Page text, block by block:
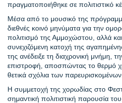
πραγματοποιήθηκε σε πολιτιστικό
Μέσα από το μουσικό της
διεθνές κοινό μηνύματα για την
πολιτισμό της Αμμοχώστου, αλλά
συνεχιζόμενη κατοχή της
της ανέδειξε τη διαχρονική μνήμη,
επιστροφή, αποσπώντας το θερμό
θετικά σχόλια των παρευρισκομένων.
Η συμμετοχή της χορωδίας στο
σημαντική πολιτιστική παρουσία